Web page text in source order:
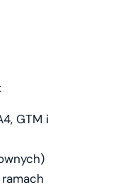
GTM i